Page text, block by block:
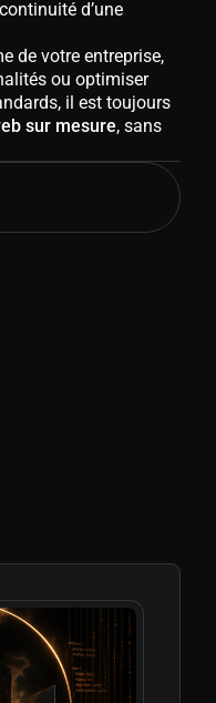
d’une
de votre entreprise,
ou optimiser
il est toujours
sur mesure, sans